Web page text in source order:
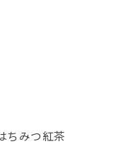
ちみつ紅茶